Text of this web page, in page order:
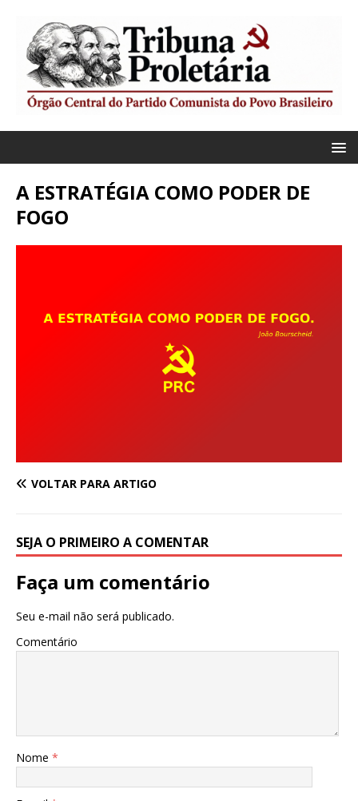
A ESTRATÉGIA COMO PODER DE
FOGO
VOLTAR PARA ARTIGO
SEJA O PRIMEIRO A COMENTAR
Faça um comentário
Seu e-mail não será publicado.
Comentário
Nome *